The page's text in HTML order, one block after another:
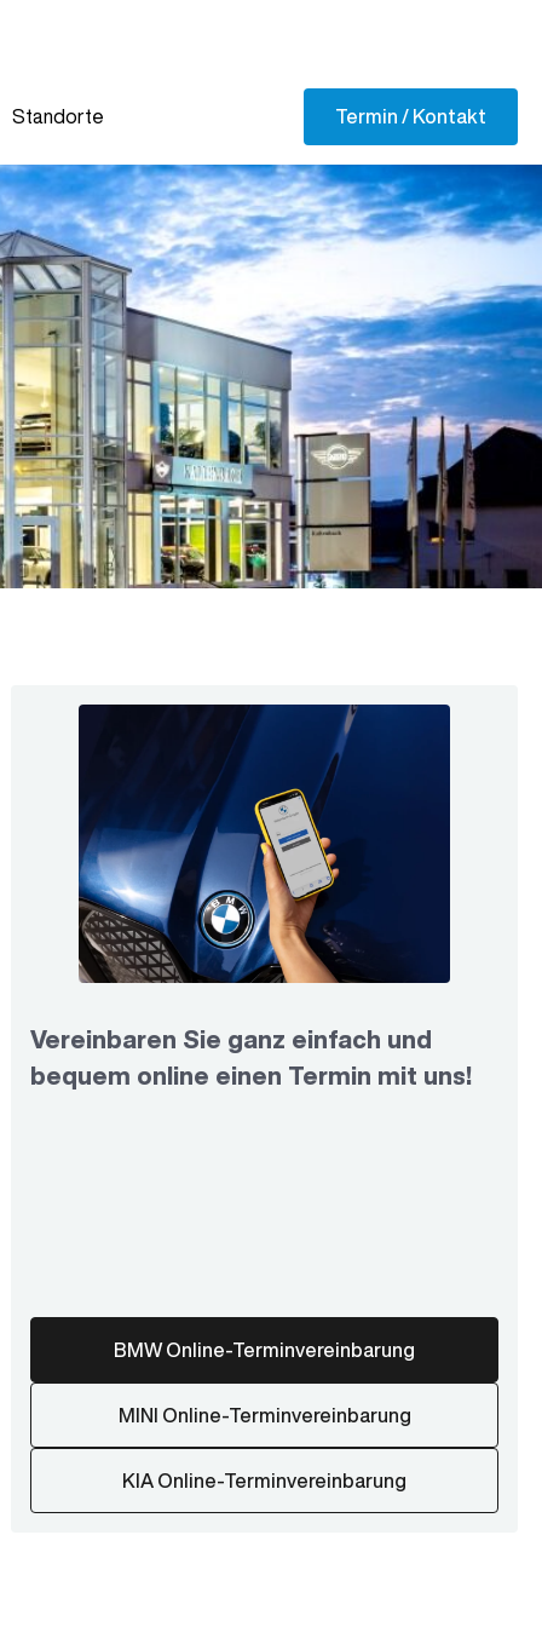
Standorte Termin / Kontakt
Vereinbaren Sie ganz einfach und
bequem online einen Termin mit uns!
BMW Online-Terminvereinbarung
MINI Online-Terminvereinbarung
KIA Online-Terminvereinbarung